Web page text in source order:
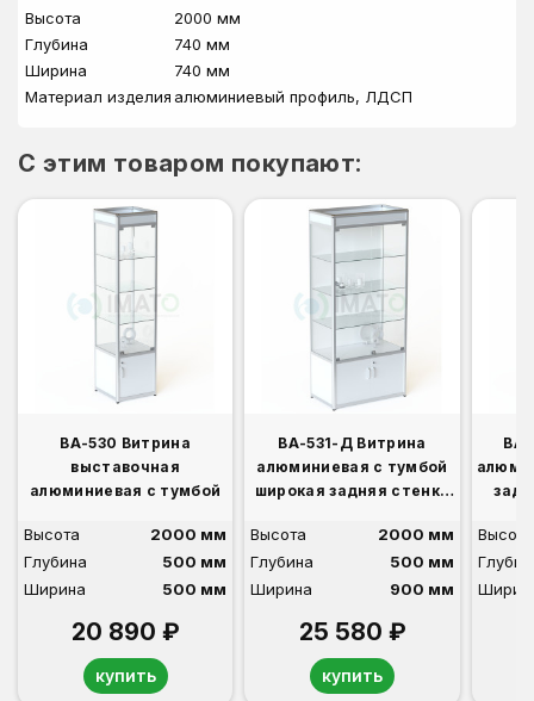
Высота
2000 мм
Глубина
740 мм
Ширина
740 мм
Материал изделия алюминиевый профиль, ЛДСП
C этим товаром покупают:
ВА-530 Витрина
выставочная
алюминиевая с тумбой
Высота
2000 мм
Глубина
500 мм
Ширина
500 мм
20 890 ₽
купить
ВА-531-Д Витрина
алюминиевая с тумбой
широкая задняя стенка
Высота
2000 мм
Глубина
500 мм
Ширина
900 мм
25 580 ₽
купить
ВА-
Высота